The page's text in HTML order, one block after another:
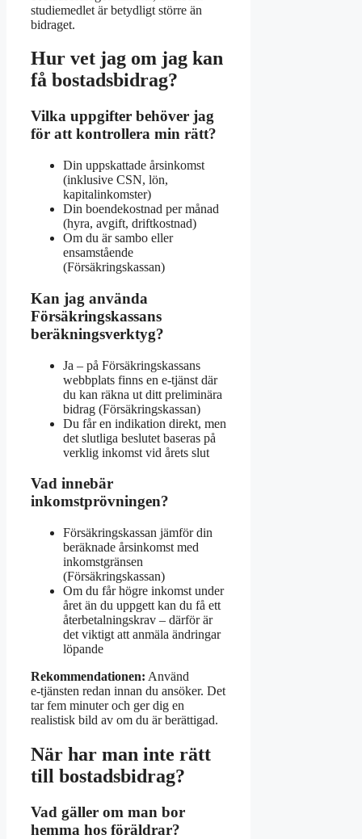
studiemedlet är betydligt större än
bidraget.
Hur vet jag om jag kan
få bostadsbidrag?
Vilka uppgifter behöver jag
för att kontrollera min rätt?
Din uppskattade årsinkomst
(inklusive CSN, lön,
kapitalinkomster)
Din boendekostnad per månad
(hyra, avgift, driftkostnad)
Om du är sambo eller
ensamstående
(Försäkringskassan)
Kan jag använda
Försäkringskassans
beräkningsverktyg?
Ja – på Försäkringskassans
webbplats finns en e‑tjänst där
du kan räkna ut ditt preliminära
bidrag (Försäkringskassan)
Du får en indikation direkt, men
det slutliga beslutet baseras på
verklig inkomst vid årets slut
Vad innebär
inkomstprövningen?
Försäkringskassan jämför din
beräknade årsinkomst med
inkomstgränsen
(Försäkringskassan)
Om du får högre inkomst under
året än du uppgett kan du få ett
återbetalningskrav – därför är
det viktigt att anmäla ändringar
löpande
Rekommendationen: Använd
e‑tjänsten redan innan du ansöker. Det
tar fem minuter och ger dig en
realistisk bild av om du är berättigad.
När har man inte rätt
till bostadsbidrag?
Vad gäller om man bor
hemma hos föräldrar?